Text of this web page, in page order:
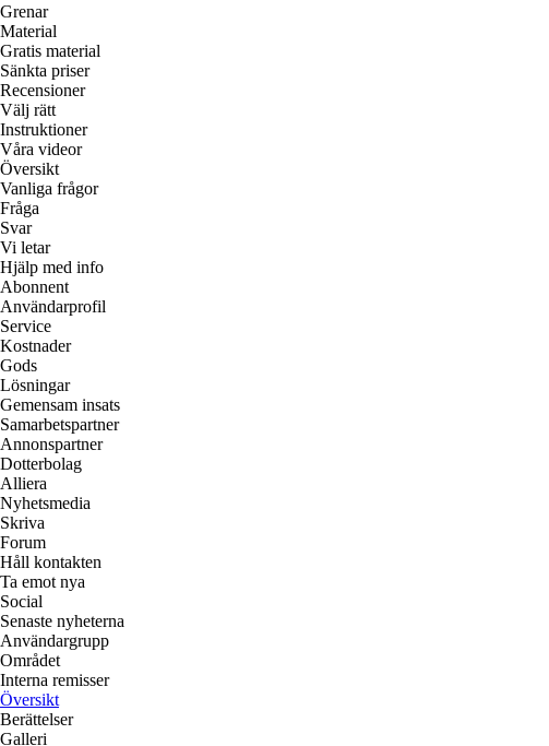
Grenar
Material
Gratis material
Sänkta priser
Recensioner
Välj rätt
Instruktioner
Våra videor
Översikt
Vanliga frågor
Fråga
Svar
Vi letar
Hjälp med info
Abonnent
Användarprofil
Service
Kostnader
Gods
Lösningar
Gemensam insats
Samarbetspartner
Annonspartner
Dotterbolag
Alliera
Nyhetsmedia
Skriva
Forum
Håll kontakten
Ta emot nya
Social
Senaste nyheterna
Användargrupp
Området
Interna remisser
Översikt
Berättelser
Galleri